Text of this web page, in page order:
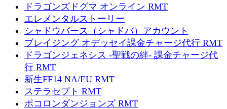
ドラゴンズドグマ オンライン RMT
エレメンタルストーリー
シャドウバース（シャドバ）アカウント
ブレイジング オデッセイ課金チャージ代行 RMT
ドラゴンジェネシス -聖戦の絆- 課金チャージ代
行 RMT
新生FF14 NA/EU RMT
ステラセプト RMT
ポコロンダンジョンズ RMT